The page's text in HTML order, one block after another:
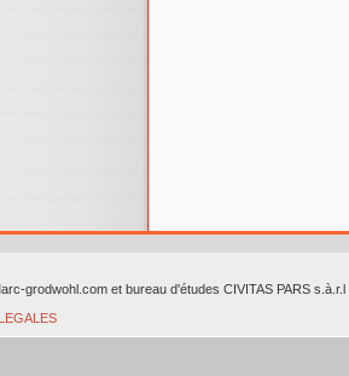
grodwohl.com et bureau d'études CIVITAS